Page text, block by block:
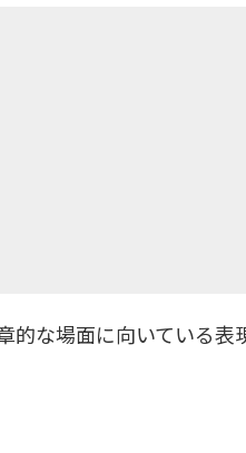
な場面に向いている表